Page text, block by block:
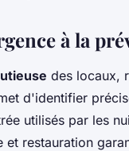
à la
des locaux,
d'identifier
utilisés par les
restauration